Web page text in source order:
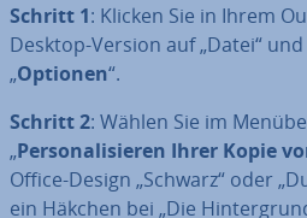
Schritt 1: Klicken Sie in Ihrem
Desktop-Version auf „Datei“
„Optionen“.
Schritt 2: Wählen Sie im
„Per­so­na­li­sie­ren Ihrer Kopie
Office-Design „Schwarz“ oder
ein Häkchen bei „Die